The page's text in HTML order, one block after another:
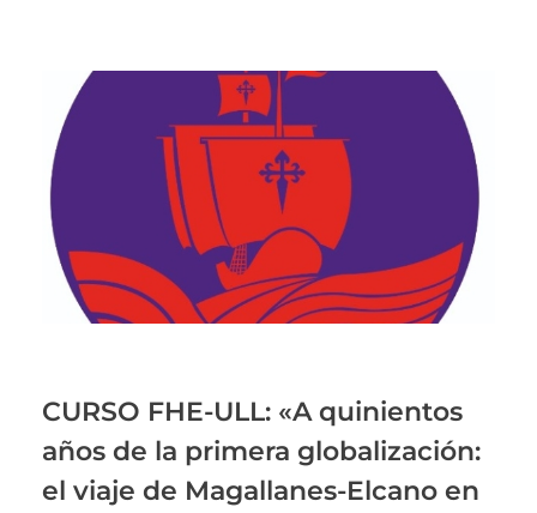
CURSO FHE-ULL: «A quinientos
años de la primera globalización:
el viaje de Magallanes-Elcano en